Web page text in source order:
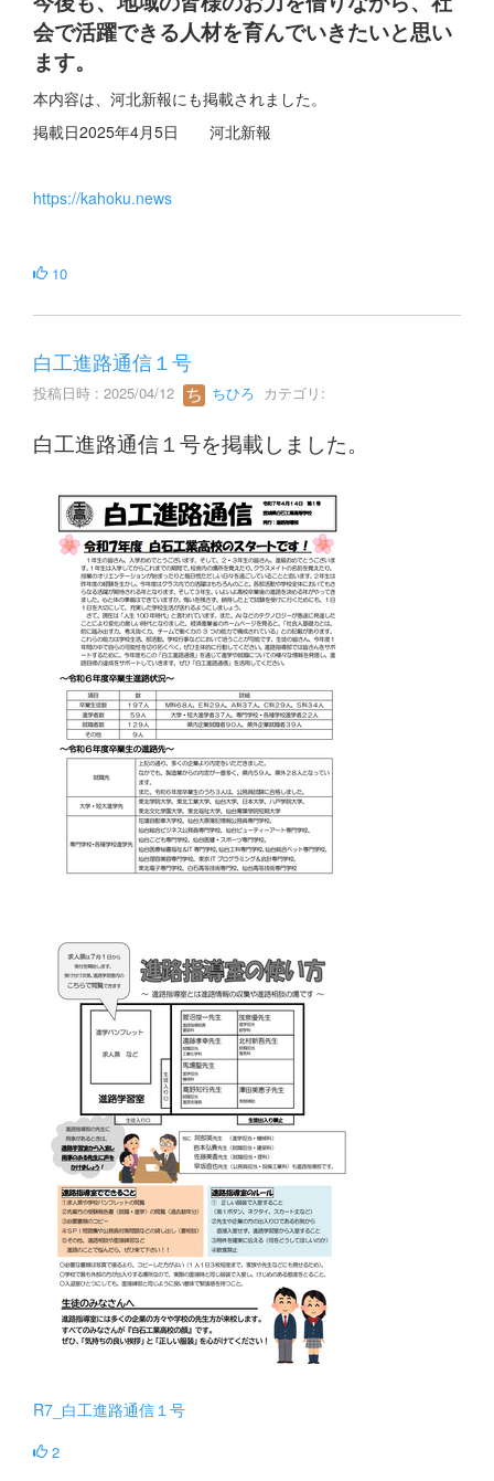
会で活躍できる人材を育んでいきたいと思い
ます。
本内容は、河北新報にも掲載されました。
掲載日2025年4月5日 河北新報
https://kahoku.news
10
白工進路通信１号
投稿日時 : 2025/04/12 ちひろ カテゴリ:
白工進路通信１号を掲載しました。
R7_白工進路通信１号
2